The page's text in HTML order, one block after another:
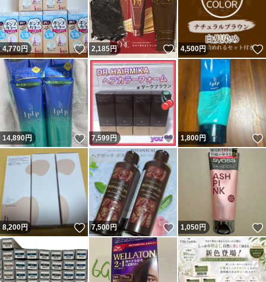
4,770円 いいね！
2,185円 いいね！
4,500円
14,890円 いいね！
7,599円 いいね！
1,800円
8,200円 いいね！
7,500円 いいね！
1,050円